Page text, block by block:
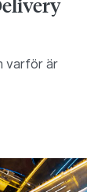
varför är